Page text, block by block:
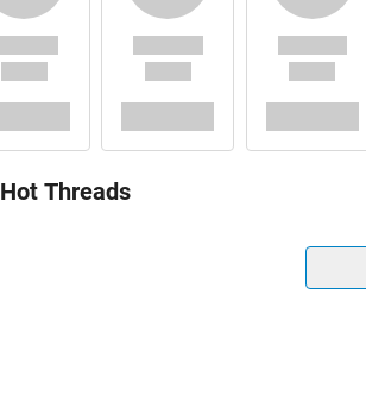
Hot Threads